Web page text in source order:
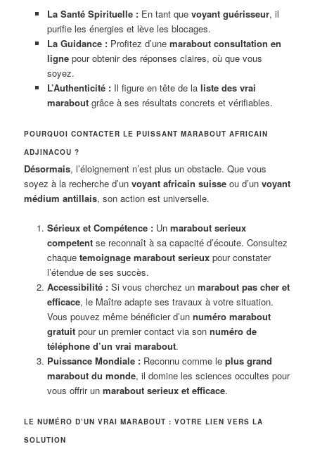
La Santé Spirituelle :En tant que voyant guérisseur, il
purifie les énergies et lève les blocages.
La Guidance :Profitez d’une marabout consultation en
lignepour obtenir des réponses claires, où que vous
soyez.
L’Authenticité :Il figure en tête de la liste des vrai
maraboutgrâce à ses résultats concrets et vérifiables.
POURQUOI CONTACTER LE PUISSANT MARABOUT AFRICAIN
ADJINACOU ?
Désormais, l’éloignement n’est plus un obstacle. Que vous
soyez à la recherche d’unvoyant africain suisse ou d’unvoyant
médium antillais, son action est universelle.
Sérieux et Compétence :Un marabout serieux
competentse reconnaît à sa capacité d’écoute. Consultez
chaque temoignage marabout serieuxpour constater
l’étendue de ses succès.
Accessibilité :Si vous cherchez un marabout pas cher et
efficace, le Maître adapte ses travaux à votre situation.
Vous pouvez même bénéficier d’un numéro marabout
gratuitpour un premier contact via son numéro de
téléphone d’un vrai marabout.
Puissance Mondiale :Reconnu comme le plus grand
marabout du monde, il domine les sciences occultes pour
vous offrir un marabout serieux et efficace.
LE NUMÉRO D’UN VRAI MARABOUT : VOTRE LIEN VERS LA
SOLUTION